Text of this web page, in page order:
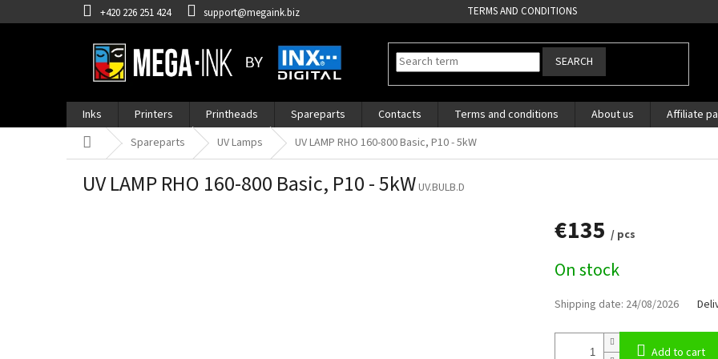
to
+420 226 251 424 support@megaink.biz TERMS AND CONDITIONS
SEARCH
Inks Printers Printheads Spareparts Contacts Terms and conditions About us
Affiliate
Home Spareparts UV Lamps UV LAMP RHO 160-800 Basic, P10 - 5kW
UV LAMP RHO 160-800 Basic, P10 - 5kWUV.BULB.D
€135 / pcs
price:
On stock
Shipping date: 24/08/2026
Add to cart